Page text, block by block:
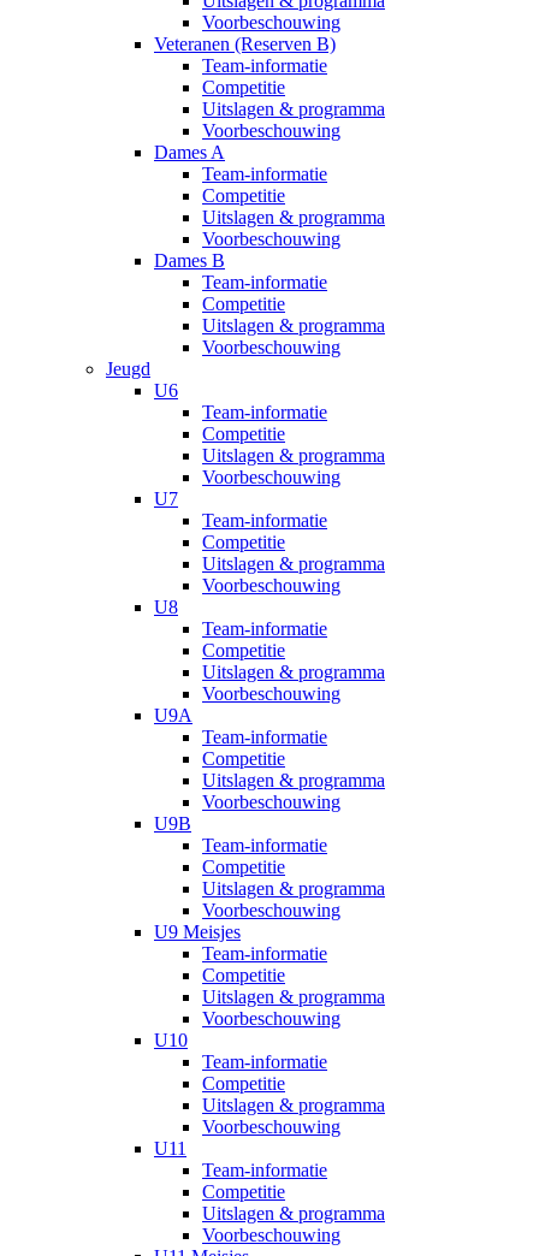
Voorbeschouwing
Veteranen (Reserven B)
Team-informatie
Competitie
Uitslagen & programma
Voorbeschouwing
Dames A
Team-informatie
Competitie
Uitslagen & programma
Voorbeschouwing
Dames B
Team-informatie
Competitie
Uitslagen & programma
Voorbeschouwing
Jeugd
U6
Team-informatie
Competitie
Uitslagen & programma
Voorbeschouwing
U7
Team-informatie
Competitie
Uitslagen & programma
Voorbeschouwing
U8
Team-informatie
Competitie
Uitslagen & programma
Voorbeschouwing
U9A
Team-informatie
Competitie
Uitslagen & programma
Voorbeschouwing
U9B
Team-informatie
Competitie
Uitslagen & programma
Voorbeschouwing
U9 Meisjes
Team-informatie
Competitie
Uitslagen & programma
Voorbeschouwing
U10
Team-informatie
Competitie
Uitslagen & programma
Voorbeschouwing
U11
Team-informatie
Competitie
Uitslagen & programma
Voorbeschouwing